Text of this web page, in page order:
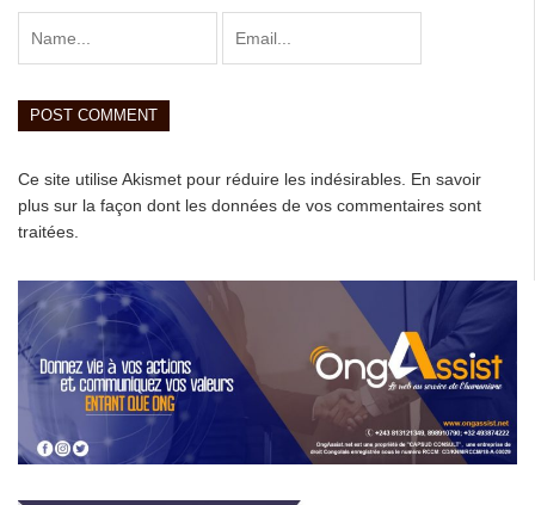
Ce site utilise Akismet pour réduire les indésirables. En savoir
plus sur la façon dont les données de vos commentaires sont
traitées